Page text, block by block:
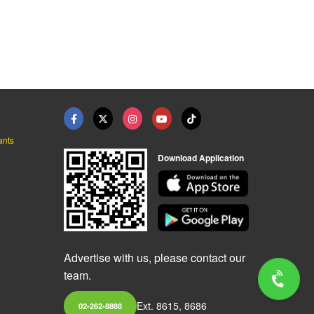
Download Application
Advertise with us, please contact our
team.
02-262-8888 Ext. 8615, 8686